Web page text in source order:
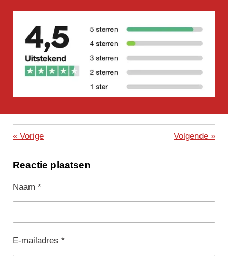
« Vorige Volgende »
Reactie plaatsen
Naam *
E-mailadres *